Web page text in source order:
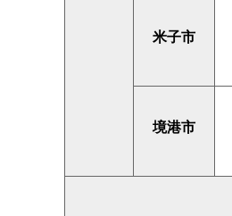
米子市
境港市